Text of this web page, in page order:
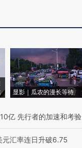
显影｜瓜农的漫长等待
亿 先行者的加速和考验
元汇率连日升破6.75